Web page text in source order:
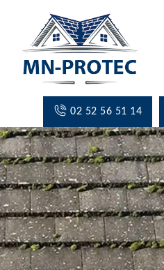
02 52 56 51 14